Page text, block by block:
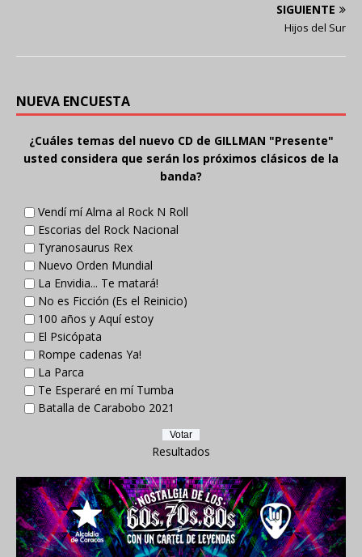
SIGUIENTE
Hijos del Sur
NUEVA ENCUESTA
¿Cuáles temas del nuevo CD de GILLMAN "Presente"
usted considera que serán los próximos clásicos de la
banda?
Vendí mí Alma al Rock N Roll
Escorias del Rock Nacional
Tyranosaurus Rex
Nuevo Orden Mundial
La Envidia... Te matará!
No es Ficción (Es el Reinicio)
100 años y Aquí estoy
El Psicópata
Rompe cadenas Ya!
La Parca
Te Esperaré en mí Tumba
Batalla de Carabobo 2021
Resultados